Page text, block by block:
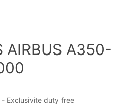
AIRBUS A350-
Exclusivite duty free